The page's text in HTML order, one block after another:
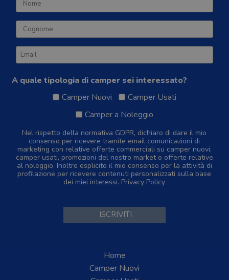
A quale tipologia di camper sei interessato?
Camper Nuovi
Camper Usati
Camper a Noleggio
Nel rispetto della normativa GDPR, dichiaro di dare il mio
consenso per ricevere tramite email comunicazioni di
marketing con relative offerte commerciali su camper nuovi,
camper usati, promozioni del nostro market o offerte relative
al noleggio. Inoltre esplicito il mio consenso per la attività di
profilazione per ricevere contenuti personalizzati sulla base
dei miei interessi. Privacy Policy
Home
Camper Nuovi